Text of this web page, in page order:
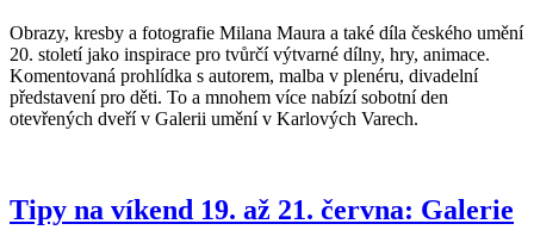
Obrazy, kresby a fotografie Milana Maura a také díla českého umění
20. století jako inspirace pro tvůrčí výtvarné dílny, hry, animace.
Komentovaná prohlídka s autorem, malba v plenéru, divadelní
představení pro děti. To a mnohem více nabízí sobotní den
otevřených dveří v Galerii umění v Karlových Varech.
Tipy na víkend 19. až 21. června: Galerie